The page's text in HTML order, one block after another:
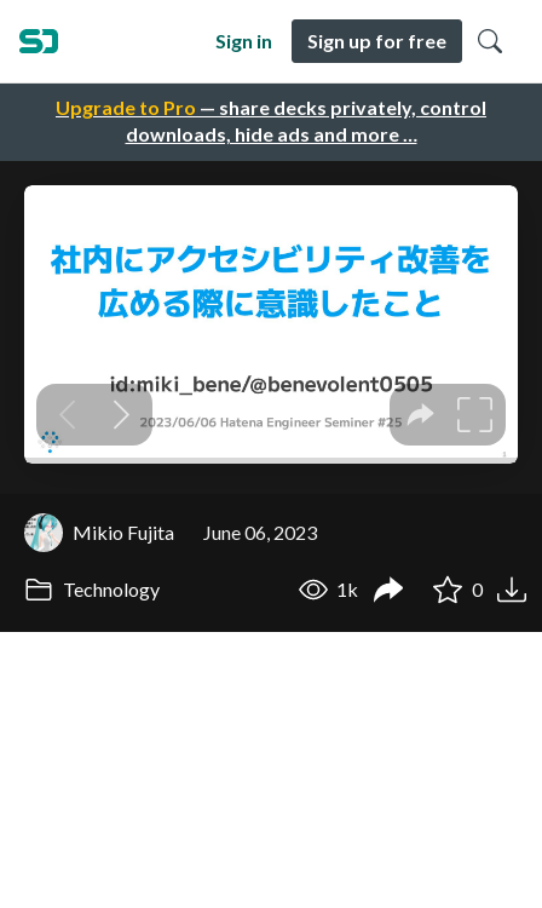
Upgrade to Pro — share decks privately, control
downloads, hide ads and more …
Sign in Sign up for free
Mikio Fujita June 06, 2023
Technology 1k 0